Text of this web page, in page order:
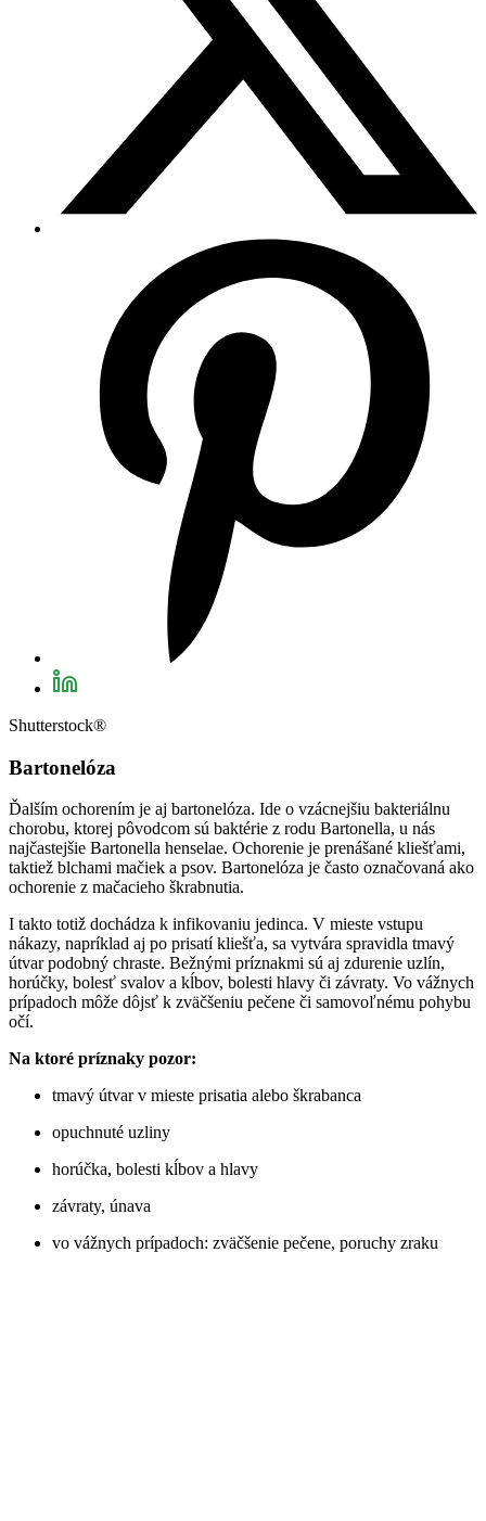
Shutterstock®
Bartonelóza
Ďalším ochorením je aj bartonelóza. Ide o vzácnejšiu bakteriálnu
chorobu, ktorej pôvodcom sú baktérie z rodu Bartonella, u nás
najčastejšie Bartonella henselae. Ochorenie je prenášané kliešťami,
taktiež blchami mačiek a psov. Bartonelóza je často označovaná ako
ochorenie z mačacieho škrabnutia.
I takto totiž dochádza k infikovaniu jedinca. V mieste vstupu
nákazy, napríklad aj po prisatí kliešťa, sa vytvára spravidla tmavý
útvar podobný chraste. Bežnými príznakmi sú aj zdurenie uzlín,
horúčky, bolesť svalov a kĺbov, bolesti hlavy či závraty. Vo vážnych
prípadoch môže dôjsť k zväčšeniu pečene či samovoľnému pohybu
očí.
Na ktoré príznaky pozor:
tmavý útvar v mieste prisatia alebo škrabanca
opuchnuté uzliny
horúčka, bolesti kĺbov a hlavy
závraty, únava
vo vážnych prípadoch: zväčšenie pečene, poruchy zraku